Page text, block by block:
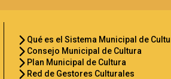
Qué es el Sistema Municipal de
Consejo Municipal de Cultura
Plan Municipal de Cultura
Red de Gestores Culturales